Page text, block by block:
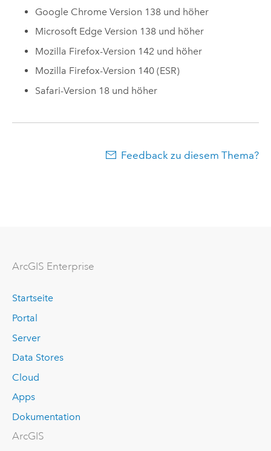
Google Chrome Version 138 und höher
Microsoft Edge Version 138 und höher
Mozilla Firefox-Version 142 und höher
Mozilla Firefox-Version 140 (ESR)
Safari-Version 18 und höher
Feedback zu diesem Thema?
ArcGIS Enterprise
Startseite
Portal
Server
Data Stores
Cloud
Apps
Dokumentation
ArcGIS